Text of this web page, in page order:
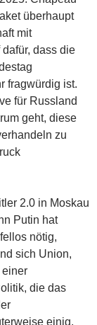
überhaupt
mit
dass die
fragwürdig ist.
für Russland
geht, diese
zu
2.0 in Moskau
Putin hat
nötig,
sich Union,
einer
die das
einig.